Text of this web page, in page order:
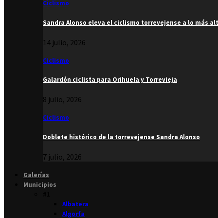
Ciclismo
Sandra Alonso eleva el ciclismo torrevejense a lo más
14 julio, 2026
Ciclismo
Galardón ciclista para Orihuela y Torrevieja
8 julio, 2026
Ciclismo
Doblete histórico de la torrevejense Sandra Alonso
7 julio, 2026
Galerías
Municipios
Albatera
Algorfa